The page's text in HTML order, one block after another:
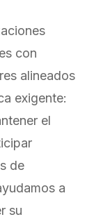
con
alineados
exigente:
el
de
a
su